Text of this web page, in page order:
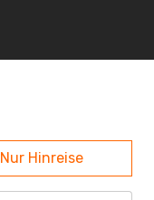
Nur Hinreise